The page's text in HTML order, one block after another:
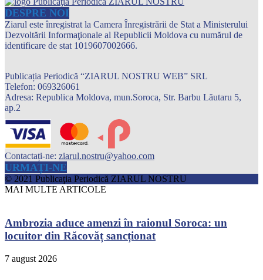
DESPRE NOI
Ziarul este înregistrat la Camera Înregistrării de Stat a Ministerului
Dezvoltării Informaţionale al Republicii Moldova cu numărul de
identificare de stat 1019607002666.
Publicația Periodică “ZIARUL NOSTRU WEB” SRL
Telefon: 069326061
Adresa: Republica Moldova, mun.Soroca, Str. Barbu Lăutaru 5,
ap.2
Contactați-ne: ziarul.nostru@yahoo.com
URMAȚI-NE
© 2021 Publicaţia Periodică ZIARUL NOSTRU
MAI MULTE ARTICOLE
Ambrozia aduce amenzi în raionul Soroca: un
locuitor din Răcovăț sancționat
7 august 2026